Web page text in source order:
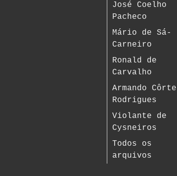
José Coelho
Pacheco
Mário de Sá-
Carneiro
Ronald de
Carvalho
Armando
Rodrigues
Violante de
Cysneiros
Todos os
arquivos